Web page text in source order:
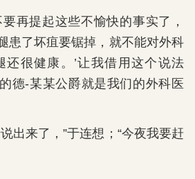
再提起这些不愉快的事实了，
患了坏疽要锯掉，就不能对外科
还很健康。’让我借用这个说法
德-某某公爵就是我们的外科医
出来了，”于连想；“今夜我要赶